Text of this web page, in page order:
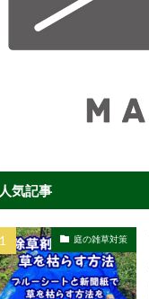
人気記事
庭の雑草対策